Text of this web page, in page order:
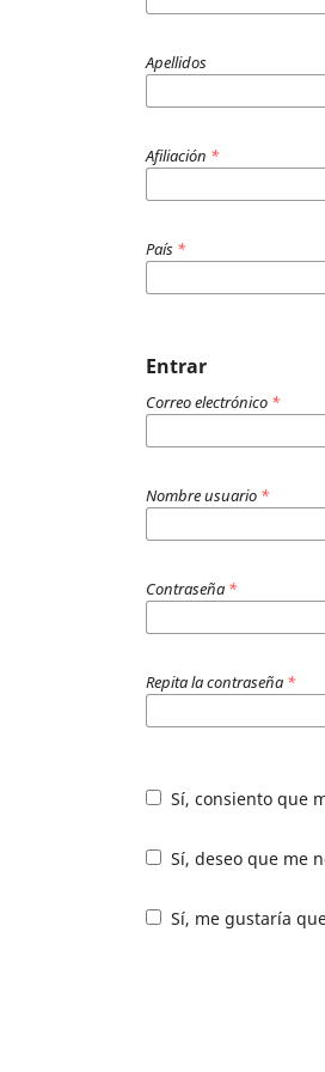
Apellidos
Afiliación *
País *
Entrar
Correo electrónico *
Nombre usuario *
Contraseña *
Repita la contraseña *
Sí, consiento que
Sí, deseo que me
Sí, me gustaría